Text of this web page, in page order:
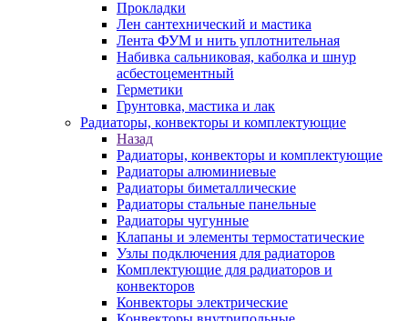
Прокладки
Лен сантехнический и мастика
Лента ФУМ и нить уплотнительная
Набивка сальниковая, каболка и шнур
асбестоцементный
Герметики
Грунтовка, мастика и лак
Радиаторы, конвекторы и комплектующие
Назад
Радиаторы, конвекторы и комплектующие
Радиаторы алюминиевые
Радиаторы биметаллические
Радиаторы стальные панельные
Радиаторы чугунные
Клапаны и элементы термостатические
Узлы подключения для радиаторов
Комплектующие для радиаторов и
конвекторов
Конвекторы электрические